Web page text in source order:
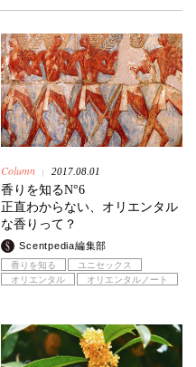
Column 2017.08.01
香りを知るN°6
正直わからない、オリエンタル
な香りって？
Scentpedia編集部
香りを知る
ユニセックス
オリエンタル
オリエンタルノート